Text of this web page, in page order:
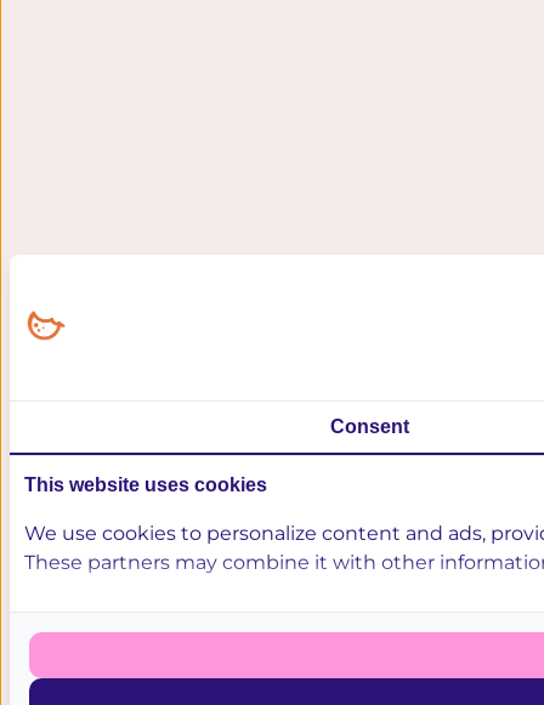
Consent
This website uses cookies
We use cookies to personalize content and ads,
These partners may combine it with other